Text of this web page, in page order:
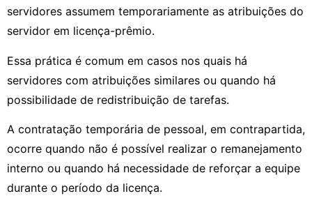
servidores assumem temporariamente as atribuições do
servidor em licença-prêmio.
Essa prática é comum em casos nos quais há
servidores com atribuições similares ou quando há
possibilidade de redistribuição de tarefas.
A contratação temporária de pessoal, em contrapartida,
ocorre quando não é possível realizar o remanejamento
interno ou quando há necessidade de reforçar a equipe
durante o período da licença.